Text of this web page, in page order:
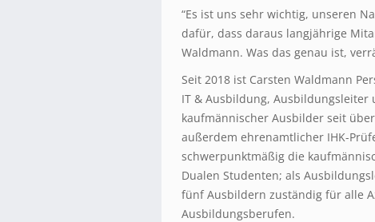
“Es ist uns sehr wichtig, unseren
dafür, dass daraus langjährige
Waldmann. Was das genau ist,
Seit 2018 ist Carsten Waldmann
IT & Ausbildung, Ausbildungsleiter
kaufmännischer Ausbilder seit über
außerdem ehrenamtlicher IHK-
schwerpunktmäßig die
Dualen Studenten; als
fünf Ausbildern zuständig für alle
Ausbildungsberufen.